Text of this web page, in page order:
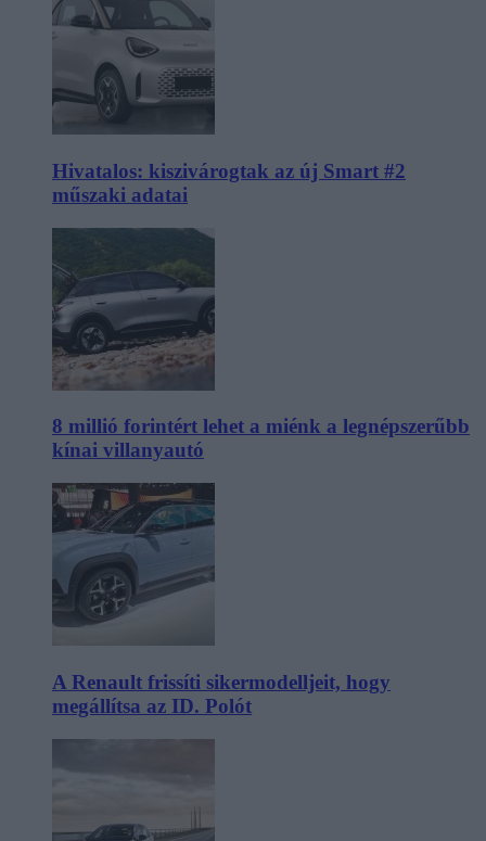
Hivatalos: kiszivárogtak az új Smart #2
műszaki adatai
8 millió forintért lehet a miénk a legnépszerűbb
kínai villanyautó
A Renault frissíti sikermodelljeit, hogy
megállítsa az ID. Polót